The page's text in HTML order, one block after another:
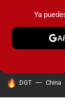
PRUEBAS
HOY SE HABLA
DGT China
Ya